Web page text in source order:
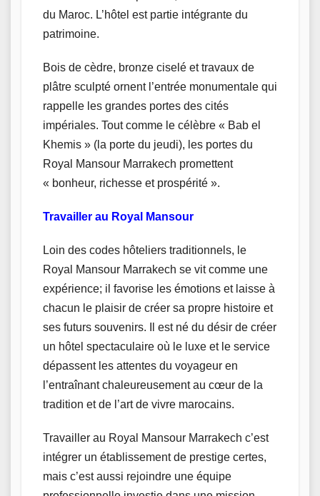
du Maroc. L’hôtel est partie intégrante du
patrimoine.
Bois de cèdre, bronze ciselé et travaux de
plâtre sculpté ornent l’entrée monumentale qui
rappelle les grandes portes des cités
impériales. Tout comme le célèbre « Bab el
Khemis » (la porte du jeudi), les portes du
Royal Mansour Marrakech promettent
« bonheur, richesse et prospérité ».
Travailler au Royal Mansour
Loin des codes hôteliers traditionnels, le
Royal Mansour Marrakech se vit comme une
expérience; il favorise les émotions et laisse à
chacun le plaisir de créer sa propre histoire et
ses futurs souvenirs. Il est né du désir de créer
un hôtel spectaculaire où le luxe et le service
dépassent les attentes du voyageur en
l’entraînant chaleureusement au cœur de la
tradition et de l’art de vivre marocains.
Travailler au Royal Mansour Marrakech c’est
intégrer un établissement de prestige certes,
mais c’est aussi rejoindre une équipe